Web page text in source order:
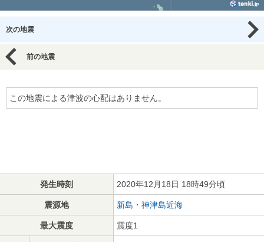
次の地震
前の地震
この地震による津波の心配はありません。
発生時刻 2020年12月18日 18時49分頃
震源地 新島・神津島近海
最大震度 震度1